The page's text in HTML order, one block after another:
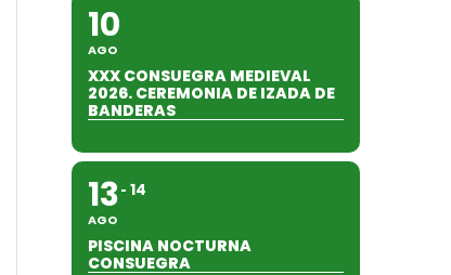
10
AGO
XXX CONSUEGRA MEDIEVAL
2026. CEREMONIA DE IZADA DE
BANDERAS
13
AGO
14
PISCINA NOCTURNA
CONSUEGRA